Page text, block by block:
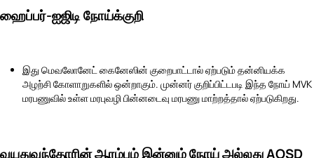
ஹைப்பர்-ஐஜிடி நோய்க்குறி
இது மெவலோனேட் கைனேஸின் குறைபாட்டால் ஏற்படும் தன்னியக்க
அழற்சி கோளாறுகளில் ஒன்றாகும். முன்னர் குறிப்பிட்டபடி இந்த நோய் MVK
மரபணுவில் உள்ள மரபுவழி பின்னடைவு மரபணு மாற்றத்தால் ஏற்படுகிறது.
வயதுவந்தோரின் ஆரம்பம் இன்னும் நோய் அல்லது AOSD